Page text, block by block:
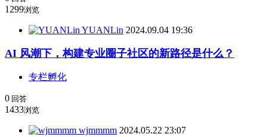
1299浏览
YUANLin 2024.09.04 19:36
AI 风潮下，构建专业圈子社区的新路径是什么？
专栏孵化
0 回答
1433浏览
wjmmmm 2024.05.22 23:07